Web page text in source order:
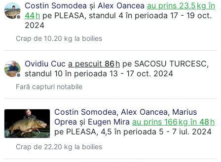
Costin Somodea și Alex Oancea au prins 23,5 kg în
44h pe PLEASA, standul 4în perioada 17 - 19 oct.
2024
Crap de 10.20 kg la boilies
Ovidiu Cuc a pescuit 86h pe SACOSU TURCESC,
standul 10în perioada 13 - 17 oct. 2024
Fară capturi notabile
Costin Somodea, Alex Oancea, Marius
Oprea și Eugen Mira au prins 166 kg în 48 h
pe PLEASA, 4,5în perioada 5 - 7 iul. 2024
Crap de 22.20 kg la boilies